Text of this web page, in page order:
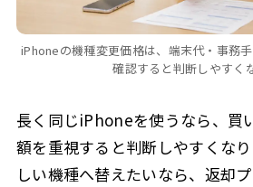
iPhoneの機種変更価格は、端末代・事務
確認すると判断しやすく
長く同じiPhoneを使うなら、買
額を重視すると判断しやすくな
しい機種へ替えたいなら、返却